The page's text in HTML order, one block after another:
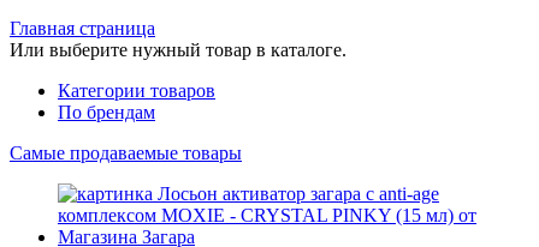
Главная страница
Или выберите нужный товар в каталоге.
Категории товаров
По брендам
Самые продаваемые товары